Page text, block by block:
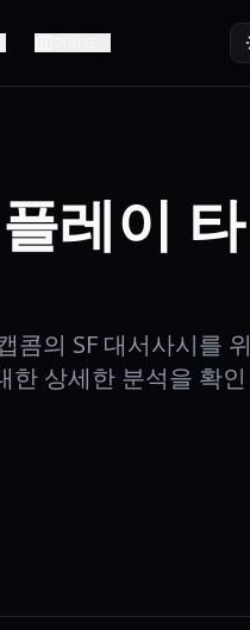
레이 타
콤의 SF 대서사시를 위
한 상세한 분석을 확인